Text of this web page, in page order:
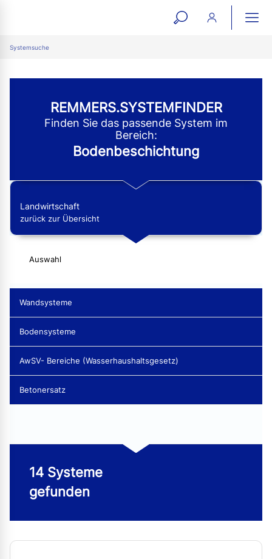
open
Systemsuche
REMMERS.SYSTEMFINDER
Finden Sie das passende System im
Bereich:
Bodenbeschichtung
Landwirtschaft
zurück zur Übersicht
Auswahl
Wandsysteme
Bodensysteme
AwSV- Bereiche (Wasserhaushaltsgesetz)
Betonersatz
14 Systeme
gefunden